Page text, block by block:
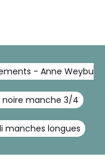
- Anne Weyburn
noire manche 3/4
manches longues